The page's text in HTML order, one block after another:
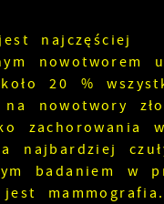
najczęściej
nowotworem
20 %
na nowotwory
zachorowania
najbardziej
badaniem w
mammografia.